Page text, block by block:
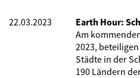
22.03.2023
Earth Hour:
Am
2023,
Städte in der
190 Ländern